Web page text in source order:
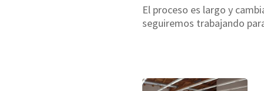
El proceso es largo y
seguiremos trabajando